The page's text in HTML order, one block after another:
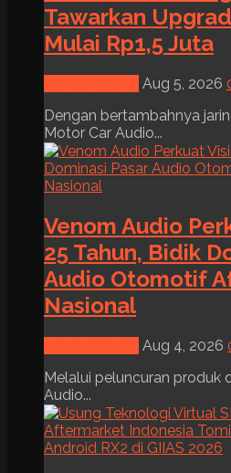
Tawarkan
Mulai Rp1,5 Juta
Aug 5, 2026
Dengan bertambahnya
Motor Car Audio...
Venom Audio
25 Tahun, Bidik
Audio Otomotif
Nasional
Aug 4, 2026
Melalui peluncuran produk
Audio...